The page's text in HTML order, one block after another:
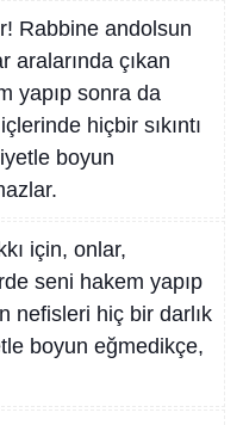
Rabbine andolsun
aralarında çıkan
yapıp sonra da
hiçbir sıkıntı
boyun
için, onlar,
seni hakem yapıp
nefisleri hiç bir darlık
boyun eğmedikçe,